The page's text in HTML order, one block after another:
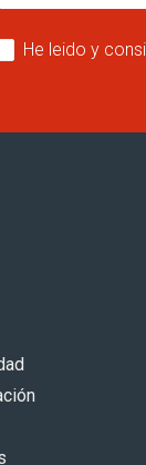
He leido y